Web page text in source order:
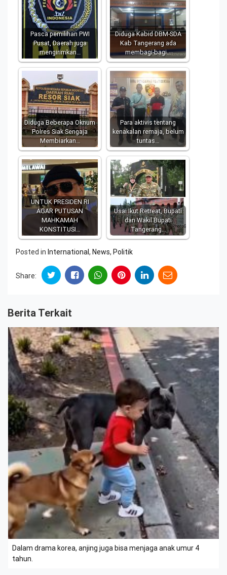
Pasca pemilihan PWI
Pusat, Daerah juga
mengirimkan…
Diduga Kabid DBM-SDA
Kab Tangerang ada
membagi-bagi…
Diduga Beberapa Oknum
Polres Siak Sengaja
Membiarkan…
Para aktivis tentang
kenakalan remaja, belum
tuntas…
UNTUK PRESIDEN RI
AGAR PUTUSAN
MAHKAMAH
KONSTITUSI…
Usai Ikut Retreat, Bupati
dan Wakil Bupati
Tangerang…
Posted in International, News, Politik
Share:
Berita Terkait
Dalam drama korea, anjing juga bisa menjaga anak umur 4
tahun.